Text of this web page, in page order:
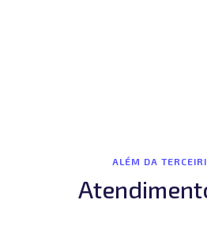
ALÉM DA